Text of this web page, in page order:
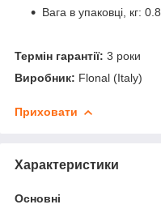
Вага в упаковці, кг: 0.8
Термін гарантії: 3 роки
Виробник: Flonal (Italy)
Приховати
Характеристики
Основні